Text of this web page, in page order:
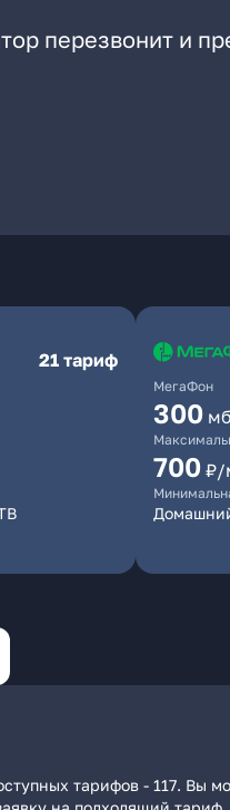
перезвонит и
21 тариф
МегаФон
300
700 ₽/
тарифов - 117. Вы